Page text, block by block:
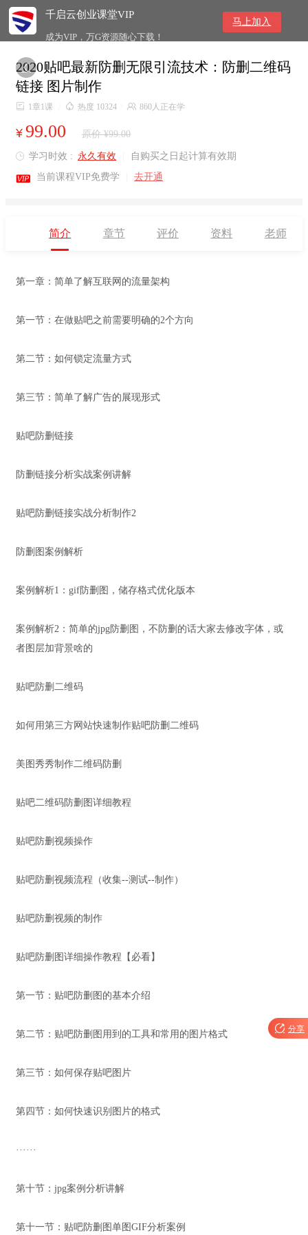
千启云创业课堂VIP
成为VIP，万G资源随心下载！
马上加入

2020贴吧最新防删无限引流技术：防删二维码
链接 图片制作
 1章1课  热度 10324  860人正在学
¥ 99.00 原价 ¥99.00
 学习时效 : 永久有效 自购买之日起计算有效期
 当前课程VIP免费学 去开通
简介 章节 评价 资料 老师
第一章：简单了解互联网的流量架构
第一节：在做贴吧之前需要明确的2个方向
第二节：如何锁定流量方式
第三节：简单了解广告的展现形式
贴吧防删链接
防删链接分析实战案例讲解
贴吧防删链接实战分析制作2
防删图案例解析
案例解析1：gif防删图，储存格式优化版本
案例解析2：简单的jpg防删图，不防删的话大家去修改字体，或
者图层加背景啥的
贴吧防删二维码
如何用第三方网站快速制作贴吧防删二维码
美图秀秀制作二维码防删
贴吧二维码防删图详细教程
贴吧防删视频操作
贴吧防删视频流程（收集--测试--制作）
贴吧防删视频的制作
贴吧防删图详细操作教程【必看】
第一节：贴吧防删图的基本介绍
第二节：贴吧防删图用到的工具和常用的图片格式
第三节：如何保存贴吧图片
第四节：如何快速识别图片的格式
······
第十节：jpg案例分析讲解
第十一节：贴吧防删图单图GIF分析案例
 分享